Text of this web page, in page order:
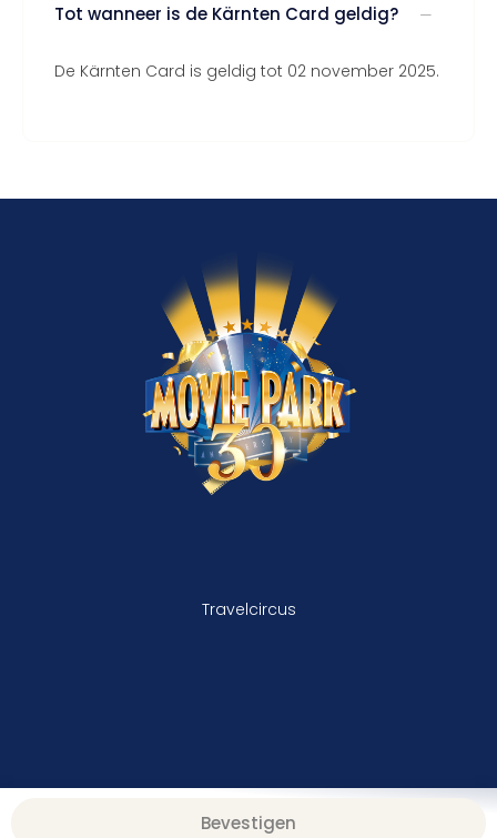
Bevestigen
Tot wanneer is de Kärnten Card geldig?
De Kärnten Card is geldig tot 02 november 2025.
Travelcircus